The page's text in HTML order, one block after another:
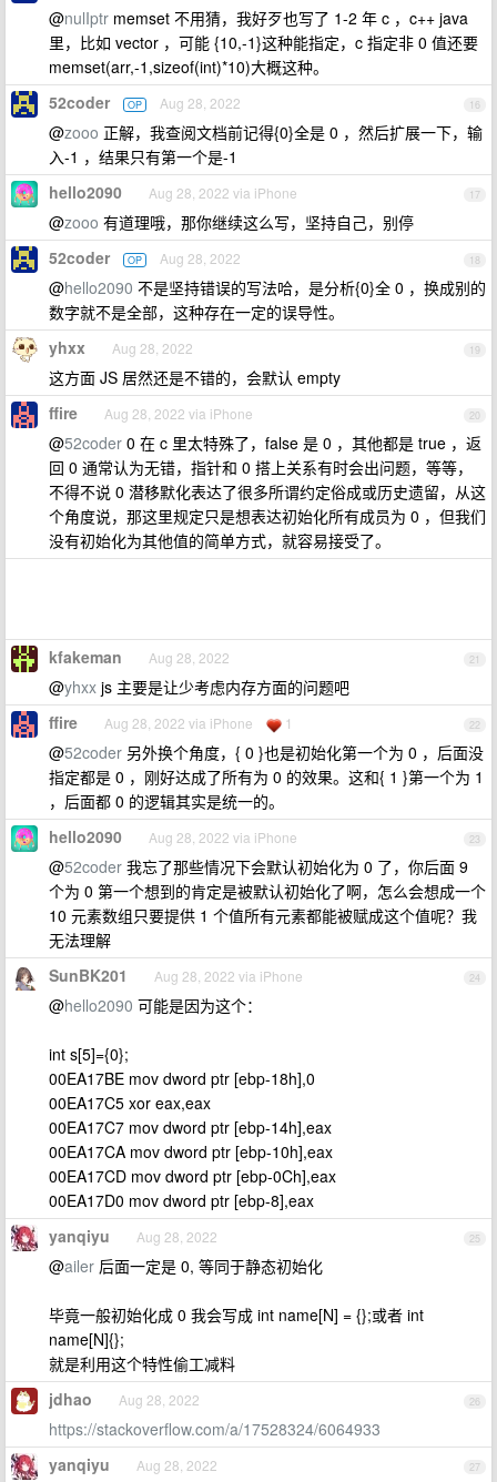
@nulIptr memset 不用猜，我好歹也写了 1-2 年 c ，c++ java
里，比如 vector ，可能 {10,-1}这种能指定，c 指定非 0 值还要
memset(arr,-1,sizeof(int)*10)大概这种。
16
52coder OP Aug 28, 2022
@zooo 正解，我查阅文档前记得{0}全是 0 ，然后扩展一下，输
入-1 ，结果只有第一个是-1
17
hello2090 Aug 28, 2022 via iPhone
@zooo 有道理哦，那你继续这么写，坚持自己，别停
18
52coder OP Aug 28, 2022
@hello2090 不是坚持错误的写法哈，是分析{0}全 0 ，换成别的
数字就不是全部，这种存在一定的误导性。
19
yhxx Aug 28, 2022
这方面 JS 居然还是不错的，会默认 empty
20
ffire Aug 28, 2022 via iPhone
@52coder 0 在 c 里太特殊了，false 是 0 ，其他都是 true ，返
回 0 通常认为无错，指针和 0 搭上关系有时会出问题，等等，
不得不说 0 潜移默化表达了很多所谓约定俗成或历史遗留，从这
个角度说，那这里规定只是想表达初始化所有成员为 0 ，但我们
没有初始化为其他值的简单方式，就容易接受了。
21
kfakeman Aug 28, 2022
@yhxx js 主要是让少考虑内存方面的问题吧
22
ffire Aug 28, 2022 via iPhone 1
@52coder 另外换个角度，{ 0 }也是初始化第一个为 0 ，后面没
指定都是 0 ，刚好达成了所有为 0 的效果。这和{ 1 }第一个为 1
，后面都 0 的逻辑其实是统一的。
23
hello2090 Aug 28, 2022 via iPhone
@52coder 我忘了那些情况下会默认初始化为 0 了，你后面 9
个为 0 第一个想到的肯定是被默认初始化了啊，怎么会想成一个
10 元素数组只要提供 1 个值所有元素都能被赋成这个值呢？我
无法理解
24
SunBK201 Aug 28, 2022 via iPhone
@hello2090 可能是因为这个：
int s[5]={0};
00EA17BE mov dword ptr [ebp-18h],0
00EA17C5 xor eax,eax
00EA17C7 mov dword ptr [ebp-14h],eax
00EA17CA mov dword ptr [ebp-10h],eax
00EA17CD mov dword ptr [ebp-0Ch],eax
00EA17D0 mov dword ptr [ebp-8],eax
25
yanqiyu Aug 28, 2022
@ailer 后面一定是 0, 等同于静态初始化
毕竟一般初始化成 0 我会写成 int name[N] = {};或者 int
name[N]{};
就是利用这个特性偷工减料
26
jdhao Aug 28, 2022
https://stackoverflow.com/a/17528324/6064933
27
yanqiyu Aug 28, 2022